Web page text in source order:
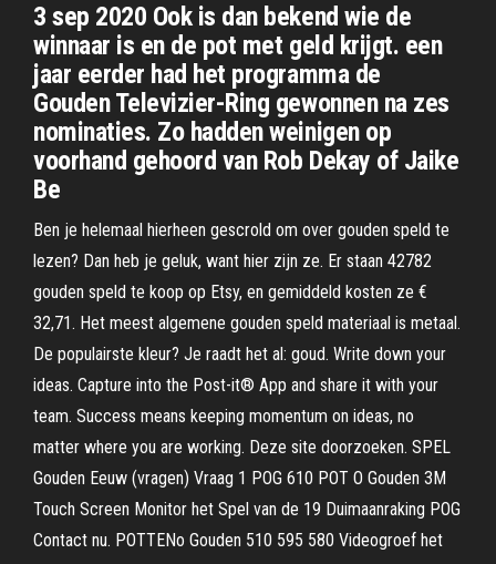
3 sep 2020 Ook is dan bekend wie de
winnaar is en de pot met geld krijgt. een
jaar eerder had het programma de
Gouden Televizier-Ring gewonnen na zes
nominaties. Zo hadden weinigen op
voorhand gehoord van Rob Dekay of Jaike
Be
Ben je helemaal hierheen gescrold om over gouden speld te
lezen? Dan heb je geluk, want hier zijn ze. Er staan 42782
gouden speld te koop op Etsy, en gemiddeld kosten ze €
32,71. Het meest algemene gouden speld materiaal is metaal.
De populairste kleur? Je raadt het al: goud. Write down your
ideas. Capture into the Post-it® App and share it with your
team. Success means keeping momentum on ideas, no
matter where you are working. Deze site doorzoeken. SPEL
Gouden Eeuw (vragen) Vraag 1 POG 610 POT O Gouden 3M
Touch Screen Monitor het Spel van de 19 Duimaanraking POG
Contact nu. POTTENo Gouden 510 595 580 Videogroef het